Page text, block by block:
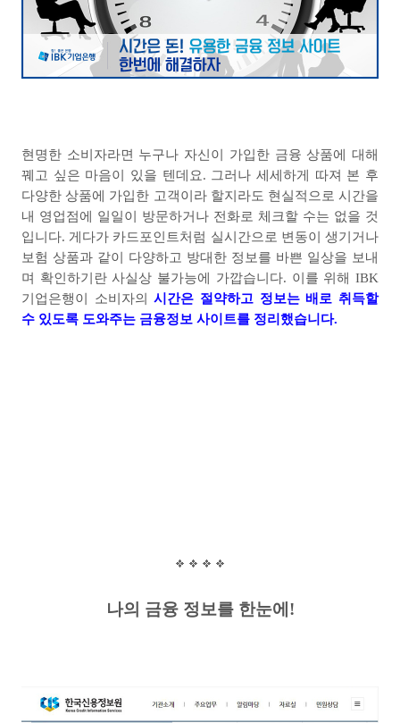
현명한 소비자라면 누구나 자신이 가입한 금융 상품에 대해
꿰고 싶은 마음이 있을 텐데요. 그러나 세세하게 따져 본 후
다양한 상품에 가입한 고객이라 할지라도 현실적으로 시간을
내 영업점에 일일이 방문하거나 전화로 체크할 수는 없을 것
입니다. 게다가 카드포인트처럼 실시간으로 변동이 생기거나
보험 상품과 같이 다양하고 방대한 정보를 바쁜 일상을 보내
며 확인하기란 사실상 불가능에 가깝습니다. 이를 위해 IBK
기업은행이 소비자의시간은 절약하고 정보는 배로 취득할
수 있도록 도와주는 금융정보 사이트를 정리했습니다.
나의 금융 정보를 한눈에 !